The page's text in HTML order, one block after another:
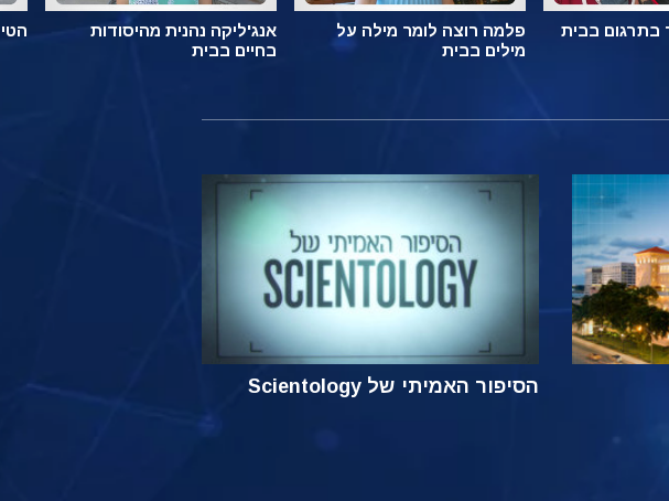
בתרגום בבית
פלמה רוצה לומר מילה על
מילים בבית
אנג'ליקה נהנית מהיסודות
בחיים בבית
הסיפור האמיתי של Scientology